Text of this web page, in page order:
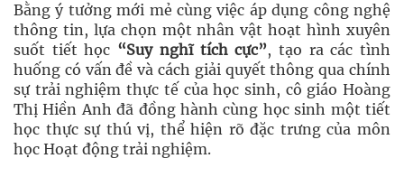
Bằng ý tưởng mới mẻ cùng việc áp dụng công nghệ
thông tin, lựa chọn một nhân vật hoạt hình xuyên
suốt tiết học “Suy nghĩ tích cực”, tạo ra các tình
huống có vấn đề và cách giải quyết thông qua chính
sự trải nghiệm thực tế của học sinh, cô giáo Hoàng
Thị Hiền Anh đã đồng hành cùng học sinh một tiết
học thực sự thú vị, thể hiện rõ đặc trưng của môn
học Hoạt động trải nghiệm.